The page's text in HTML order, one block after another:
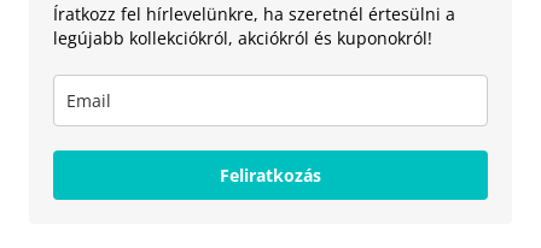
Íratkozz fel hírlevelünkre, ha szeretnél értesülni a
legújabb kollekciókról, akciókról és kuponokról!
Feliratkozás